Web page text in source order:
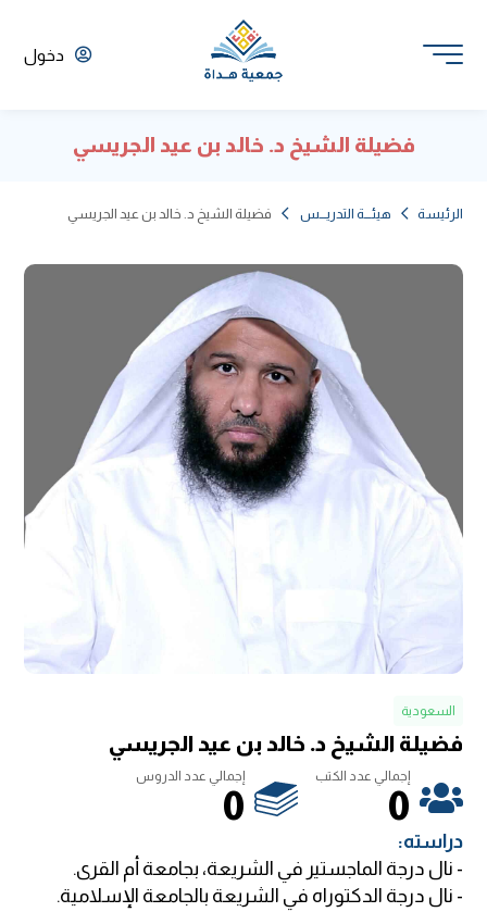
دخول
فضيلة الشيخ د. خالد بن عيد الجريسي
الرئيسة هيئـــة التدريـــس فضيلة الشيخ د. خالد بن عيد الجريسي
السعودية
فضيلة الشيخ د. خالد بن عيد الجريسي
إجمالي عدد الكتب
0
إجمالي عدد الدروس
0
:دراسته
.نال درجة الماجستير في الشريعة، بجامعة أم القرى -
.نال درجة الدكتوراه في الشريعة بالجامعة الإسلامية -